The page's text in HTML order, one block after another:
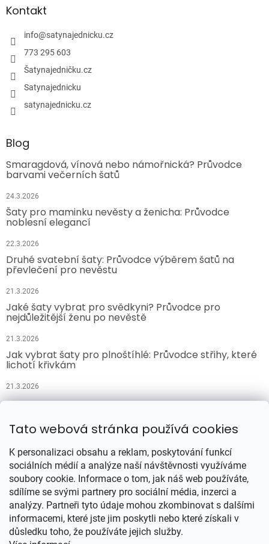
Tato webová stránka používá cookies
K personalizaci obsahu a reklam, poskytování funkcí
sociálních médií a analýze naší návštěvnosti využíváme
soubory cookie. Informace o tom, jak náš web používáte,
sdílíme se svými partnery pro sociální média, inzerci a
analýzy. Partneři tyto údaje mohou zkombinovat s dalšími
informacemi, které jste jim poskytli nebo které získali v
důsledku toho, že používáte jejich služby.
Kontakt
info@satynajednicku.cz
773 295 603
Šatynajedničku.cz
Satynajednicku
satynajednicku.cz
Blog
Smaragdová, vínová nebo námořnická? Průvodce
barvami večerních šatů
24.3.2026
Šaty pro maminku nevěsty a ženicha: Průvodce
noblesní elegancí
22.3.2026
Druhé svatební šaty: Průvodce výběrem šatů na
převlečení pro nevěstu
21.3.2026
Jaké šaty vybrat pro svědkyni? Průvodce pro
nejdůležitější ženu po nevěstě
21.3.2026
Jak vybrat šaty pro plnoštíhlé: Průvodce střihy, které
lichotí křivkám
21.3.2026
Přijímáme online platby
Vytvořil Shoptet